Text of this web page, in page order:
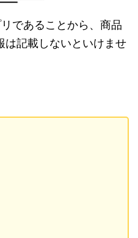
であることから、商品
は記載しないといけませ